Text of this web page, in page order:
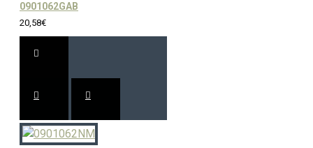
0901062GAB
20,58€